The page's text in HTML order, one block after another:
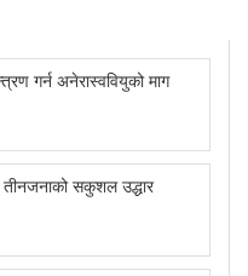
गर्न अनेरास्ववियुको माग
तीनजनाको सकुशल उद्धार